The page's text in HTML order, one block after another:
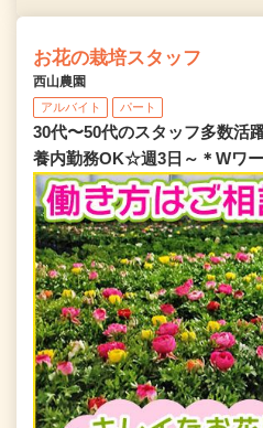
お花の栽培スタッフ
西山農園
アルバイト パート
30代〜50代のスタッフ多数活
養内勤務OK☆週3日～＊Wワ